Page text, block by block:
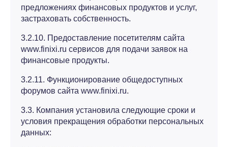
предложениях финансовых продуктов и услуг,
застраховать собственность.
3.2.10. Предоставление посетителям сайта
www.finixi.ru сервисов для подачи заявок на
финансовые продукты.
3.2.11. Функционирование общедоступных
форумов сайта www.finixi.ru.
3.3. Компания установила следующие сроки и
условия прекращения обработки персональных
данных: